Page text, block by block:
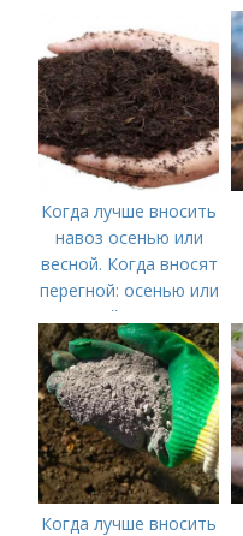
Когда лучше вносить
навоз осенью или
весной. Когда вносят
перегной: осенью или
весной, правила
внесения удобрений
Когда лучше вносить